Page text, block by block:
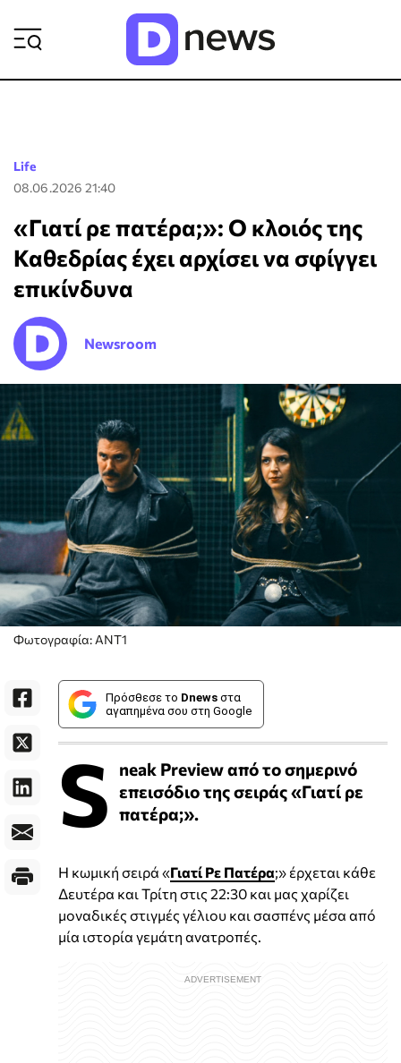
Life
08.06.2026 21:40
«Γιατί ρε πατέρα;»: Ο κλοιός της
Καθεδρίας έχει αρχίσει να σφίγγει
επικίνδυνα
Newsroom
Φωτογραφία: ΑΝΤ1
Πρόσθεσε το Dnews στα
αγαπημένα σου στη Google
S neak Preview από το σημερινό
επεισόδιο της σειράς «Γιατί ρε
πατέρα;».
Η κωμική σειρά «Γιατί Ρε Πατέρα;» έρχεται κάθε
Δευτέρα και Τρίτη στις 22:30 και μας χαρίζει
μοναδικές στιγμές γέλιου και σασπένς μέσα από
μία ιστορία γεμάτη ανατροπές.